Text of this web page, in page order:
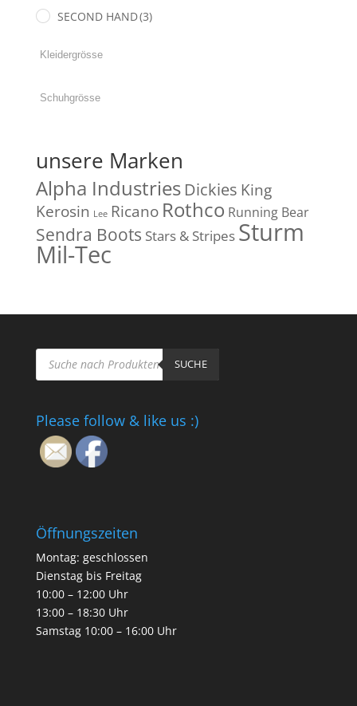
SECOND HAND(3)
unsere Marken
Alpha Industries Dickies King
Kerosin Lee Ricano Rothco Running Bear
Sendra Boots Stars & Stripes Sturm
Mil-Tec
Products
search SUCHE
Please follow & like us :)
Öffnungszeiten
Montag: geschlossen
Dienstag bis Freitag
10:00 – 12:00 Uhr
13:00 – 18:30 Uhr
Samstag 10:00 – 16:00 Uhr